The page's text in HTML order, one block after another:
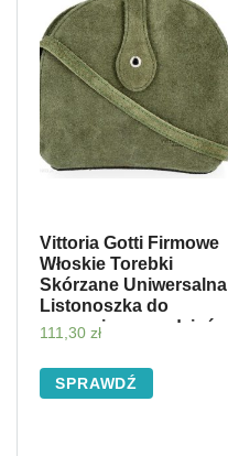
Vittoria Gotti Firmowe
Włoskie Torebki
Skórzane Uniwersalna
Listonoszka do
noszenia na co dzień
111,30 zł
SPRAWDŹ